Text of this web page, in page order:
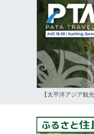
【太平洋アジア観